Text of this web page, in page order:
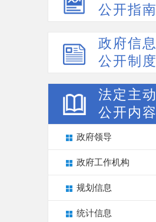
公开指南
政府信息
公开制度
法定主动
公开内容
政府领导
政府工作机构
规划信息
统计信息